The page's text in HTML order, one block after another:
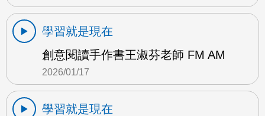
學習就是現在
創意閱讀手作書王淑芬老師 FM AM
2026/01/17
學習就是現在